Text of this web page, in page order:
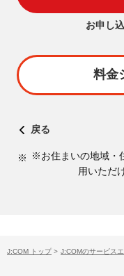
お申し
料金
戻る
※お住まいの地域・
用いただ
J:COM トップ > J:COMのサービス